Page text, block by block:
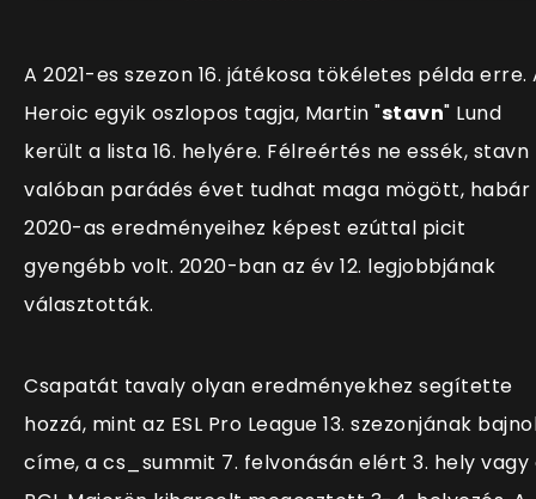
A 2021-es szezon 16. játékosa tökéletes példa erre.
Heroic egyik oszlopos tagja, Martin "stavn" Lund
került a lista 16. helyére. Félreértés ne essék, stavn
valóban parádés évet tudhat maga mögött, habár
2020-as eredményeihez képest ezúttal picit
gyengébb volt. 2020-ban az év 12. legjobbjának
választották.
Csapatát tavaly olyan eredményekhez segítette
hozzá, mint az ESL Pro League 13. szezonjának
címe, a cs_summit 7. felvonásán elért 3. hely vagy